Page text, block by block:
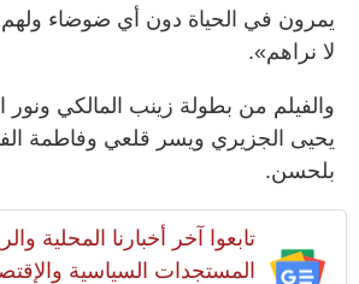
يمرون في الحياة دون أي ضوضاء
لا نراهم».
والفيلم من بطولة زينب المالكي
يحيى الجزيري ويسر قلعي وفاطمة
بلحسن.
تابعوا آخر أخبارنا المحلية